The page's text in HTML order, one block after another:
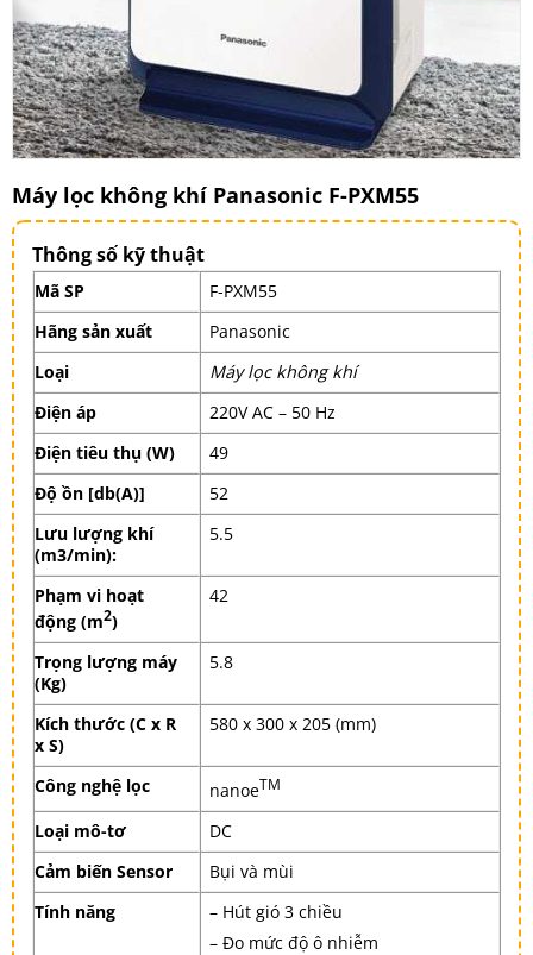
Máy lọc không khí Panasonic F-PXM55
Thông số kỹ thuật
Mã SP
F-PXM55
Hãng sản xuất
Panasonic
Loại
Máy lọc không khí
Điện áp
220V AC – 50 Hz
Điện tiêu thụ (W)
49
Độ ồn [db(A)]
52
Lưu lượng khí
(m3/min):
5.5
Phạm vi hoạt
động (m2)
42
Trọng lượng máy
(Kg)
5.8
Kích thước (C x R
x S)
580 x 300 x 205 (mm)
Công nghệ lọc nanoeTM
Loại mô-tơ
DC
Cảm biến Sensor
Bụi và mùi
Tính năng
– Hút gió 3 chiều
– Đo mức độ ô nhiễm